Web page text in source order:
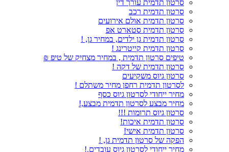
סרטון תדמית עורך דין
סרטון תדמית רכב
סרטון תדמית אולם אירועים
סרטון תדמית סטארט אפ
סרטון תדמית גן ילדים, במחיר גן, !
סרטון תדמית קייטרינג !
טיפים סרטון תדמית , במחיר מצחיק של טיפ ₪
סרטון תדמית של דקה !
סרטון גיוס משקיעים
לסרטון תדמית רחפן מחיר משתלם !
מחיר ייחודי לסרטון גיוס כסף
מחיר מבצע לסרטון תדמית מבצע,!
סרטון גיוס תרומות !!!
סרטון תדמית איכות!
סרטון תדמית אישי!
הפקה של סרטון תדמית גן, !
מחיר ייחודי לסרטון גיוס עובדים.!